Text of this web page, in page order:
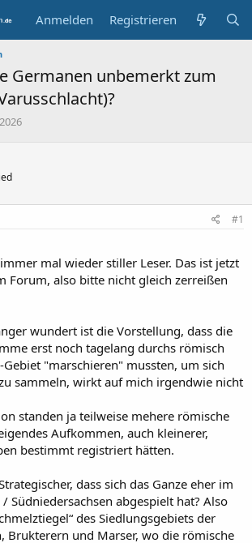
Anmelden Registrieren
Germanen unbemerkt zum
#1
mal wieder stiller Leser. Das ist jetzt
Forum, also bitte nicht gleich zerreißen
wundert ist die Vorstellung, dass die
erst noch tagelang durchs römisch
"marschieren" mussten, um sich
sammeln, wirkt auf mich irgendwie nicht
standen ja teilweise mehere römische
Aufkommen, auch kleinerer,
bestimmt registriert hätten.
dass sich das Ganze eher im
Südniedersachsen abgespielt hat? Also
des Siedlungsgebiets der
Brukterern und Marser, wo die römische